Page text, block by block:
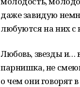
даже завидую
любуются на них с
Любовь, звезды и…
парнишка, не
о чем они говорят